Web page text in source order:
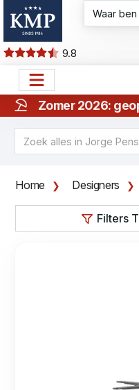
9.8
Zomer 2026:
Home Designers
Filters